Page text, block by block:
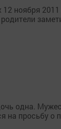
ноября
одна.
на просьбу о